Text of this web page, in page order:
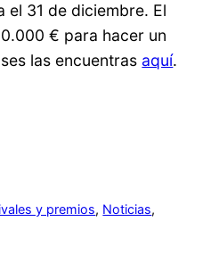
el 31 de diciembre. El
€ para hacer un
las encuentras aquí.
y premios, Noticias